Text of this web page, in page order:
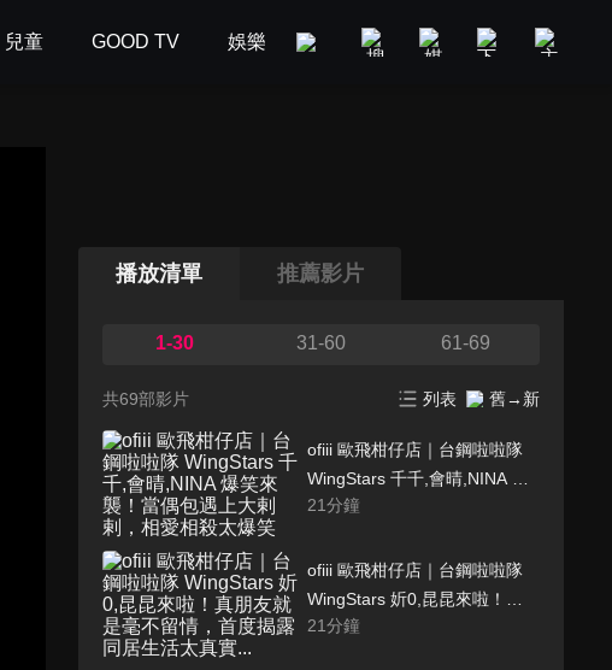
兒童 GOOD TV 娛樂 美食旅遊 新聞政論
播放清單 推薦影片
1-30 31-60 61-69
共69部影片 列表 舊→新
ofiii 歐飛柑仔店｜台鋼啦啦隊
WingStars 千千,會晴,NINA 爆
笑來襲！當偶包遇上大剌剌，
21分鐘
ofiii 歐飛柑仔店｜台鋼啦啦隊
WingStars 妡0,昆昆來啦！真
朋友就是毫不留情，首度揭露
21分鐘